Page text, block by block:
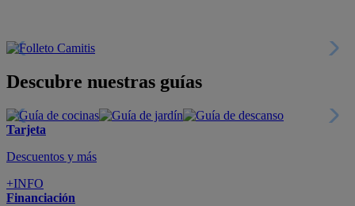
Descubre nuestras guías
Tarjeta
Descuentos y más
+INFO
Financiación